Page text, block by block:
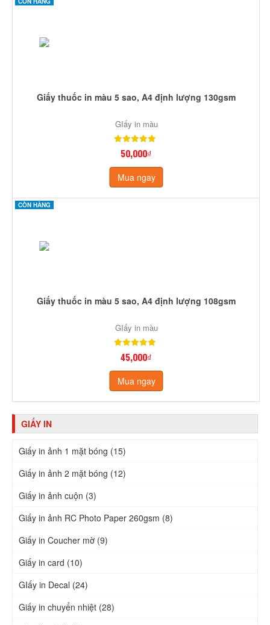
Giấy thuốc in màu 5 sao, A4 định lượng 130gsm
GIấy in màu
50,000₫
Mua ngay
CÒN HÀNG
Giấy thuốc in màu 5 sao, A4 định lượng 108gsm
GIấy in màu
45,000₫
Mua ngay
GIẤY IN
Giấy in ảnh 1 mặt bóng (15)
Giấy in ảnh 2 mặt bóng (12)
Giấy in ảnh cuộn (3)
Giấy in ảnh RC Photo Paper 260gsm (8)
Giấy in Coucher mờ (9)
Giấy in card (10)
GIấy in Decal (24)
Giấy in chuyển nhiệt (28)